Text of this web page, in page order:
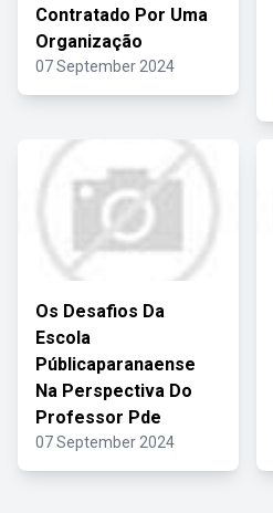
Contratado Por Uma
Organização
07 September 2024
Os Desafios Da
Escola
Públicaparanaense
Na Perspectiva Do
Professor Pde
07 September 2024